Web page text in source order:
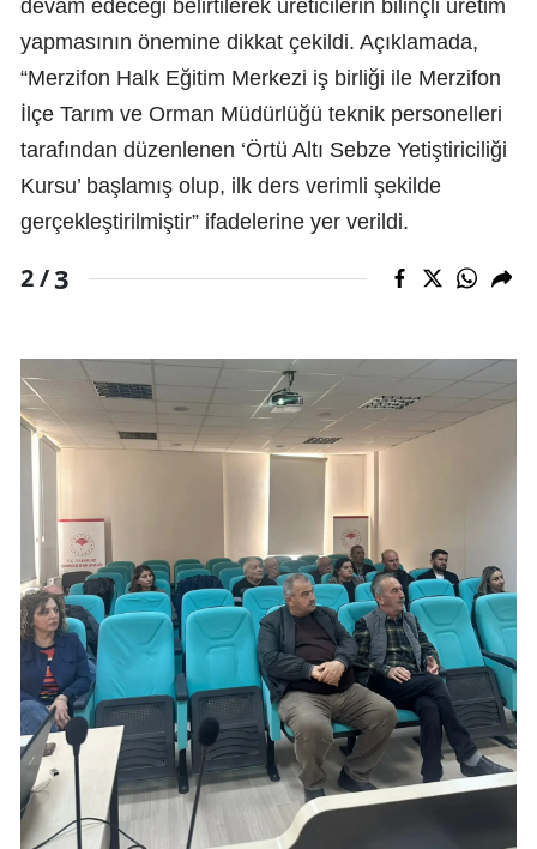
devam edeceği belirtilerek üreticilerin bilinçli üretim
yapmasının önemine dikkat çekildi. Açıklamada,
“Merzifon Halk Eğitim Merkezi iş birliği ile Merzifon
İlçe Tarım ve Orman Müdürlüğü teknik personelleri
tarafından düzenlenen ‘Örtü Altı Sebze Yetiştiriciliği
Kursu’ başlamış olup, ilk ders verimli şekilde
gerçekleştirilmiştir” ifadelerine yer verildi.
2 /3